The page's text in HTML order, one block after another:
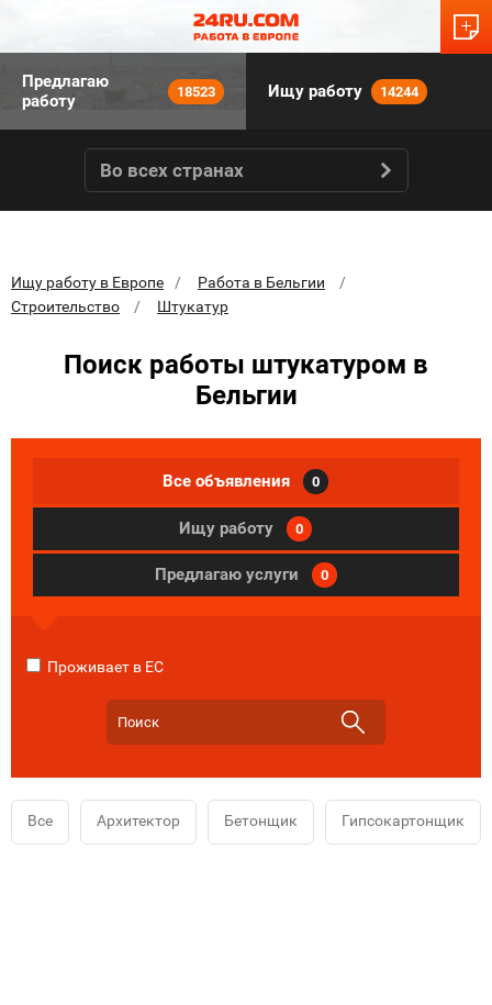
Предлагаю
работу
18523 Ищу работу 14244
Во всех странах
Ищу работу в Европе
Работа в Бельгии
Строительство
Штукатур
Поиск работы штукатуром в
Бельгии
Все объявления 0
Ищу работу 0
Предлагаю услуги 0
Проживает в ЕС
Все Архитектор Бетонщик Гипсокартонщик